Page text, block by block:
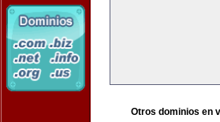
Otros dominios en